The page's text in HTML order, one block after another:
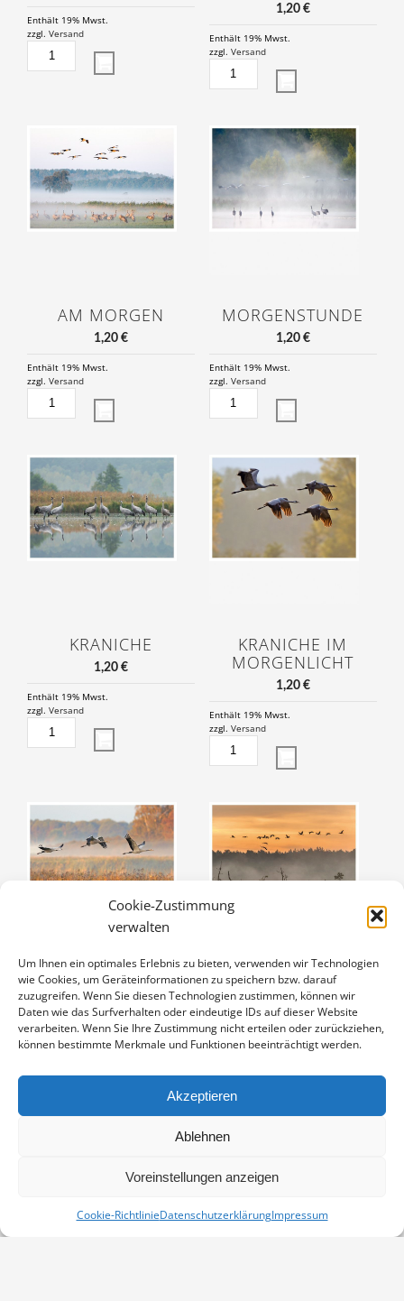
Cookie-Zustimmung
verwalten
Um Ihnen ein optimales Erlebnis zu bieten, verwenden wir Technologien
wie Cookies, um Geräteinformationen zu speichern bzw. darauf
zuzugreifen. Wenn Sie diesen Technologien zustimmen, können wir
Daten wie das Surfverhalten oder eindeutige IDs auf dieser Website
verarbeiten. Wenn Sie Ihre Zustimmung nicht erteilen oder zurückziehen,
können bestimmte Merkmale und Funktionen beeinträchtigt werden.
Akzeptieren
Ablehnen
Voreinstellungen anzeigen
Cookie-RichtlinieDatenschutzerklärungImpressum
Enthält 19% Mwst.
zzgl. Versand
KRANICHE
MENGE
1,20 €
Enthält 19% Mwst.
zzgl. Versand
SEEADLER
UND
AM MORGEN
1,20€
Enthält 19% Mwst.
zzgl. Versand
MORGEN
MORGENSTUNDE
1,20 €
Enthält 19% Mwst.
zzgl. Versand
MORGENSTUNDE
MENGE
KRANICHE
1,20€
Enthält 19% Mwst.
zzgl. Versand
KRANICHE
MENGE
KRANICHE IM
MORGENLICHT
1,20 €
Enthält 19% Mwst.
zzgl. Versand
KRANICHE
IM
KRANICHE
1,20€
Enthält 19% Mwst.
KRANICHE
MORGENSTIMMUNG
IM MOOR
1,20€
zzgl.Versand